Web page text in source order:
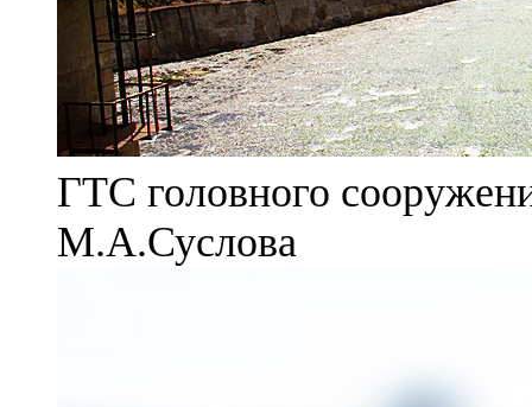
ГТС головного
М.А.Суслова